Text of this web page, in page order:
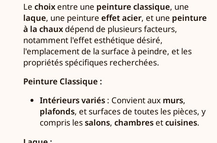
Le choix entre une peinture classique, une
laque, une peinture effet acier, et une peinture
à la chaux dépend de plusieurs facteurs,
notamment l'effet esthétique désiré,
l'emplacement de la surface à peindre, et les
propriétés spécifiques recherchées.
Peinture Classique :
Intérieurs variés: Convient aux murs,
plafonds, et surfaces de toutes les pièces, y
compris lessalons, chambresetcuisines.